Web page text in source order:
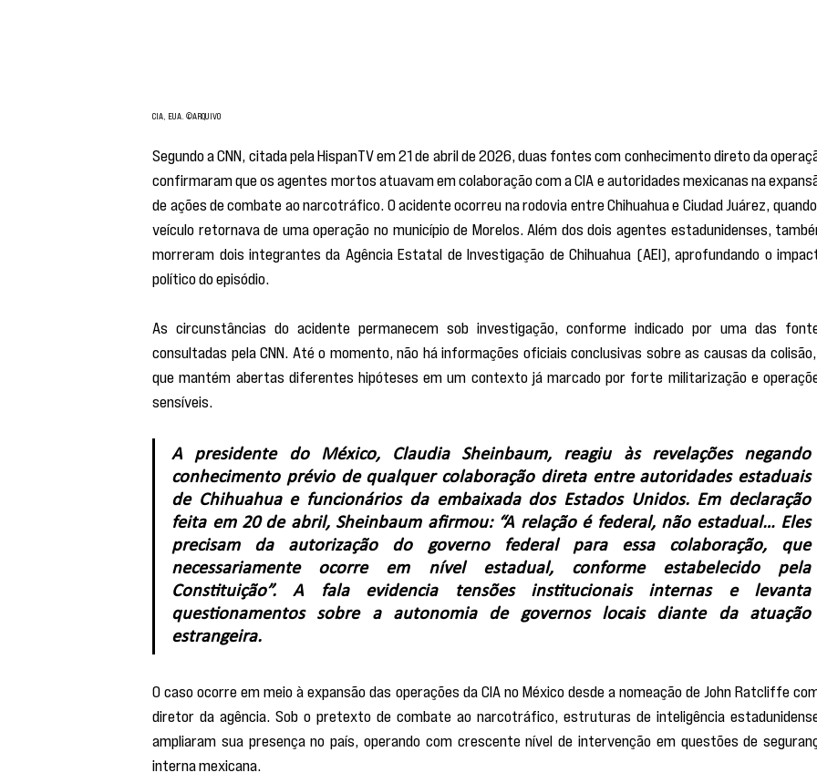
CIA, EUA. ©ARQUIVO
Segundo a CNN, citada pela HispanTV em 21 de abril de 2026, duas fontes com conhecimento direto da
confirmaram que os agentes mortos atuavam em colaboração com a CIA e autoridades mexicanas na
de ações de combate ao narcotráfico. O acidente ocorreu na rodovia entre Chihuahua e Ciudad Juárez,
veículo retornava de uma operação no município de Morelos. Além dos dois agentes estadunidenses,
morreram dois integrantes da Agência Estatal de Investigação de Chihuahua (AEI), aprofundando o
político do episódio.
As circunstâncias do acidente permanecem sob investigação, conforme indicado por uma das
consultadas pela CNN. Até o momento, não há informações oficiais conclusivas sobre as causas da
que mantém abertas diferentes hipóteses em um contexto já marcado por forte militarização e
sensíveis.
A presidente do México, Claudia Sheinbaum, reagiu às revelações negando
conhecimento prévio de qualquer colaboração direta entre autoridades estaduais
de Chihuahua e funcionários da embaixada dos Estados Unidos. Em declaração
feita em 20 de abril, Sheinbaum afirmou: “A relação é federal, não estadual… Eles
precisam da autorização do governo federal para essa colaboração, que
necessariamente ocorre em nível estadual, conforme estabelecido pela
Constituição”. A fala evidencia tensões institucionais internas e levanta
questionamentos sobre a autonomia de governos locais diante da atuação
estrangeira.
O caso ocorre em meio à expansão das operações da CIA no México desde a nomeação de John Ratcliffe
diretor da agência. Sob o pretexto de combate ao narcotráfico, estruturas de inteligência
ampliaram sua presença no país, operando com crescente nível de intervenção em questões de
interna mexicana.